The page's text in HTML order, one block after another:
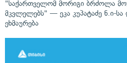
"საქართველომ მორიგი ბრძოლა
მკვლელებს" — ეკა კუპატაძე ნ.ი-სა
ეხმაურება